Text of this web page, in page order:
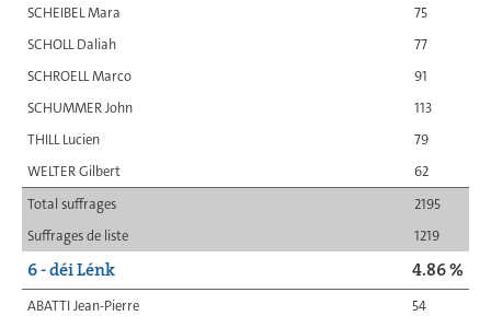
Total suffrages
2195
Suffrages de liste
1219
SCHEIBEL Mara
75
SCHOLL Daliah
77
SCHROELL Marco
91
SCHUMMER John
113
THILL Lucien
79
WELTER Gilbert
62
6 - déi Lénk 4.86 %
ABATTI Jean-Pierre 54